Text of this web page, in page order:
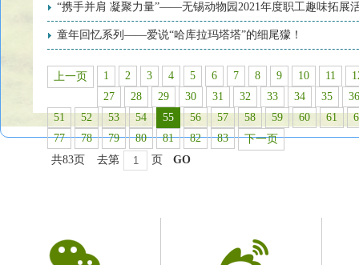
“携手并肩 凝聚力量”——无锡动物园2021年度职工趣味拓展
童年回忆系列——爱说“哈库拉玛塔塔”的细尾獴！
上一页 1 2 3 4 5 6 7 8 9 10 11
27
28 29 30 31 32 33 34 35
36
51
52 53 54 55 56 57 58 59 60 61
77
78 79 80 81 82 83
下一页
共83页
去第 页 GO